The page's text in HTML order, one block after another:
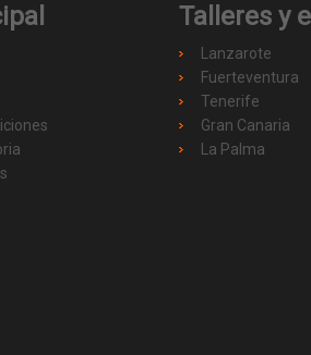
Talleres y
Lanzarote
Fuerteventura
Tenerife
Gran Canaria
La Palma